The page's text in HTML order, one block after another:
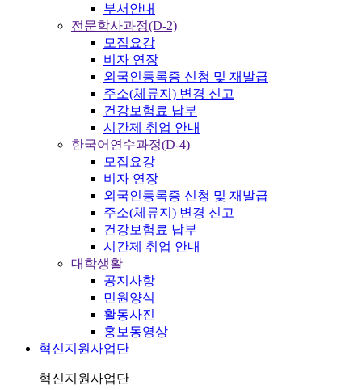
부서안내
전문학사과정(D-2)
모집요강
비자 연장
외국인등록증 신청 및 재발급
주소(체류지) 변경 신고
건강보험료 납부
시간제 취업 안내
한국어연수과정(D-4)
모집요강
비자 연장
외국인등록증 신청 및 재발급
주소(체류지) 변경 신고
건강보험료 납부
시간제 취업 안내
대학생활
공지사항
민원양식
활동사진
홍보동영상
혁신지원사업단
혁신지원사업단